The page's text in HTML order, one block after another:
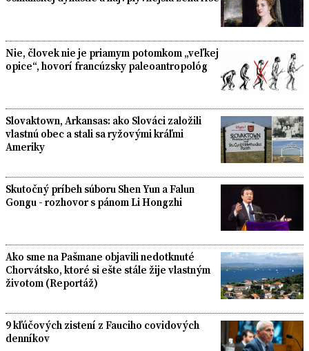
Nie, človek nie je priamym potomkom „veľkej
opice“, hovorí francúzsky paleoantropológ
Slovaktown, Arkansas: ako Slováci založili
vlastnú obec a stali sa ryžovými kráľmi
Ameriky
Skutočný príbeh súboru Shen Yun a Falun
Gongu - rozhovor s pánom Li Hongzhi
Ako sme na Pašmane objavili nedotknuté
Chorvátsko, ktoré si ešte stále žije vlastným
životom (Reportáž)
9 kľúčových zistení z Fauciho covidových
denníkov